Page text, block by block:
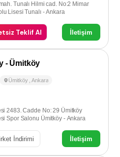
Tunalı Hilmi cad. No:2 Mimar
Lisesi Tunalı - Ankara
Teklif Al İletişim
- Ümitköy
Ümitköy ,Ankara
2483. Cadde No: 29 Ümitköy
Spor Salonu Ümitköy - Ankara
İndirimi İletişim